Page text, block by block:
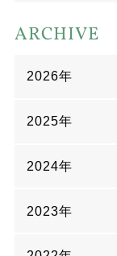
ARCHIVE
2026年
2025年
2024年
2023年